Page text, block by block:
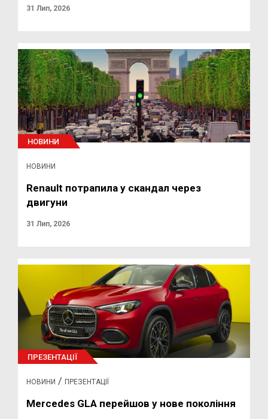
31 Лип, 2026
НОВИНИ
НОВИНИ
Renault потрапила у скандал через
двигуни
31 Лип, 2026
ПРЕЗЕНТАЦІЇ
НОВИНИ / ПРЕЗЕНТАЦІЇ
Mercedes GLA перейшов у нове покоління